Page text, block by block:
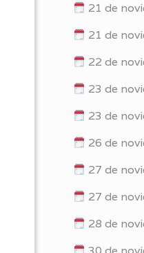
21 de
21 de
22 de
23 de
23 de
26 de
27 de
27 de
28 de